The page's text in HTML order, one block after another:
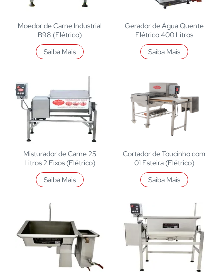
Moedor de Carne Industrial
B98 (Elétrico)
Saiba Mais
Gerador de Água Quente
Elétrico 400 Litros
Saiba Mais
Misturador de Carne 25
Litros 2 Eixos (Elétrico)
Saiba Mais
Cortador de Toucinho com
01 Esteira (Elétrico)
Saiba Mais